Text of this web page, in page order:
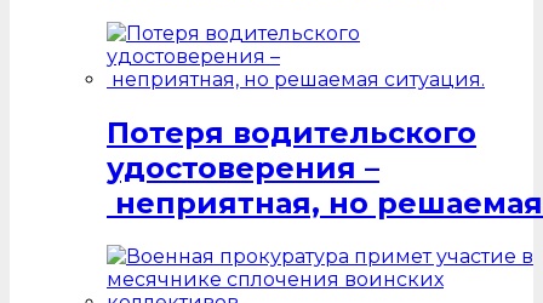
Потеря водительского
удостоверения –
неприятная, но